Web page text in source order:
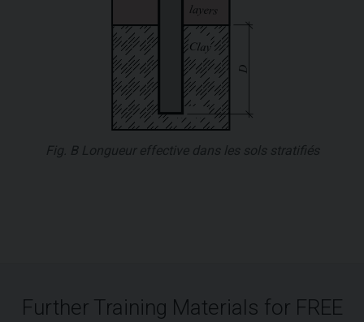
Fig. B Longueur effective dans les sols stratifiés
Further Training Materials for FREE